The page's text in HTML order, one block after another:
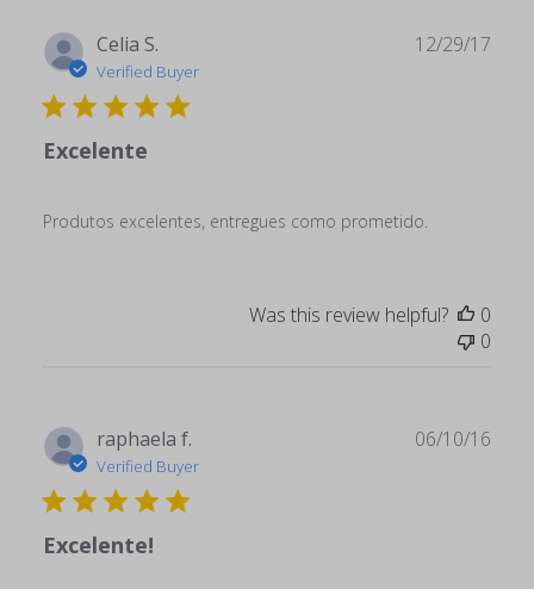
Celia S.
Verified Buyer
Excelente
Produtos excelentes, entregues como prometido.
12/29/17
Was this review helpful?
0
0
raphaela f.
Verified Buyer
Excelente!
06/10/16